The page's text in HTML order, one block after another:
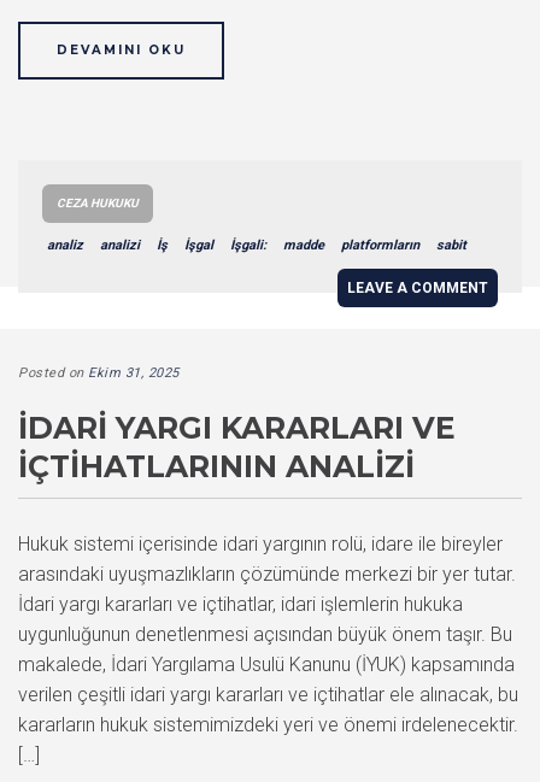
DEVAMINI OKU
CEZA HUKUKU
analiz analizi İş İşgal İşgali: madde platformların sabit
LEAVE A COMMENT
Posted on Ekim 31, 2025
İDARI YARGI KARARLARI VE
İÇTIHATLARININ ANALIZI
Hukuk sistemi içerisinde idari yargının rolü, idare ile bireyler
arasındaki uyuşmazlıkların çözümünde merkezi bir yer tutar.
İdari yargı kararları ve içtihatlar, idari işlemlerin hukuka
uygunluğunun denetlenmesi açısından büyük önem taşır. Bu
makalede, İdari Yargılama Usulü Kanunu (İYUK) kapsamında
verilen çeşitli idari yargı kararları ve içtihatlar ele alınacak, bu
kararların hukuk sistemimizdeki yeri ve önemi irdelenecektir.
[…]